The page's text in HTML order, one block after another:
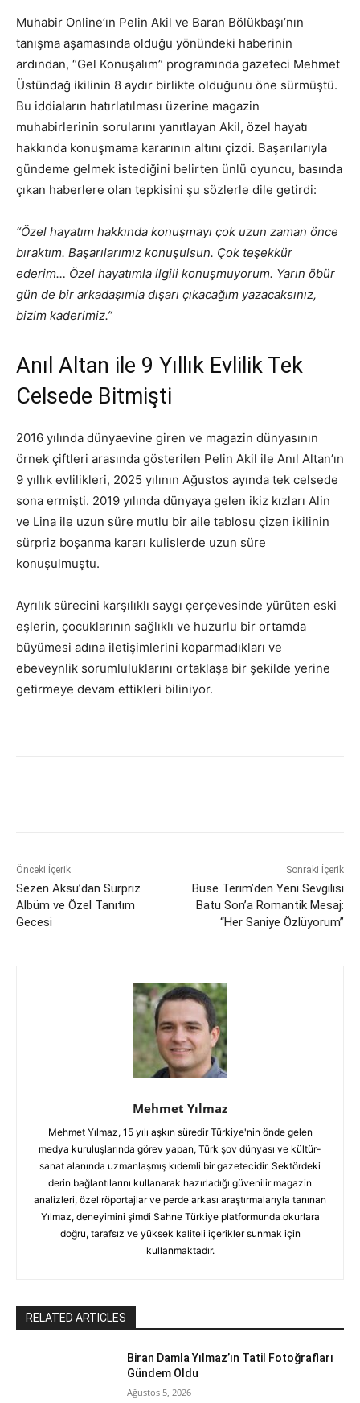
Muhabir Online’ın Pelin Akil ve Baran Bölükbaşı’nın
tanışma aşamasında olduğu yönündeki haberinin
ardından, “Gel Konuşalım” programında gazeteci Mehmet
Üstündağ ikilinin 8 aydır birlikte olduğunu öne sürmüştü.
Bu iddiaların hatırlatılması üzerine magazin
muhabirlerinin sorularını yanıtlayan Akil, özel hayatı
hakkında konuşmama kararının altını çizdi. Başarılarıyla
gündeme gelmek istediğini belirten ünlü oyuncu, basında
çıkan haberlere olan tepkisini şu sözlerle dile getirdi:
“Özel hayatım hakkında konuşmayı çok uzun zaman önce
bıraktım. Başarılarımız konuşulsun. Çok teşekkür
ederim… Özel hayatımla ilgili konuşmuyorum. Yarın öbür
gün de bir arkadaşımla dışarı çıkacağım yazacaksınız,
bizim kaderimiz.”
Anıl Altan ile 9 Yıllık Evlilik Tek
Celsede Bitmişti
2016 yılında dünyaevine giren ve magazin dünyasının
örnek çiftleri arasında gösterilen Pelin Akil ile Anıl Altan’ın
9 yıllık evlilikleri, 2025 yılının Ağustos ayında tek celsede
sona ermişti. 2019 yılında dünyaya gelen ikiz kızları Alin
ve Lina ile uzun süre mutlu bir aile tablosu çizen ikilinin
sürpriz boşanma kararı kulislerde uzun süre
konuşulmuştu.
Ayrılık sürecini karşılıklı saygı çerçevesinde yürüten eski
eşlerin, çocuklarının sağlıklı ve huzurlu bir ortamda
büyümesi adına iletişimlerini koparmadıkları ve
ebeveynlik sorumluluklarını ortaklaşa bir şekilde yerine
getirmeye devam ettikleri biliniyor.
Önceki İçerik
Sezen Aksu’dan Sürpriz
Albüm ve Özel Tanıtım
Gecesi
Sonraki İçerik
Buse Terim’den Yeni Sevgilisi
Batu Son’a Romantik Mesaj:
“Her Saniye Özlüyorum”
Mehmet Yılmaz
Mehmet Yılmaz, 15 yılı aşkın süredir Türkiye'nin önde gelen
medya kuruluşlarında görev yapan, Türk şov dünyası ve kültür-
sanat alanında uzmanlaşmış kıdemli bir gazetecidir. Sektördeki
derin bağlantılarını kullanarak hazırladığı güvenilir magazin
analizleri, özel röportajlar ve perde arkası araştırmalarıyla tanınan
Yılmaz, deneyimini şimdi Sahne Türkiye platformunda okurlara
doğru, tarafsız ve yüksek kaliteli içerikler sunmak için
kullanmaktadır.
RELATED ARTICLES
Biran Damla Yılmaz’ın Tatil Fotoğrafları
Gündem Oldu
Ağustos 5, 2026